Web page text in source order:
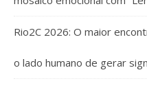
Rio2C 2026: O maior
o lado humano de gerar